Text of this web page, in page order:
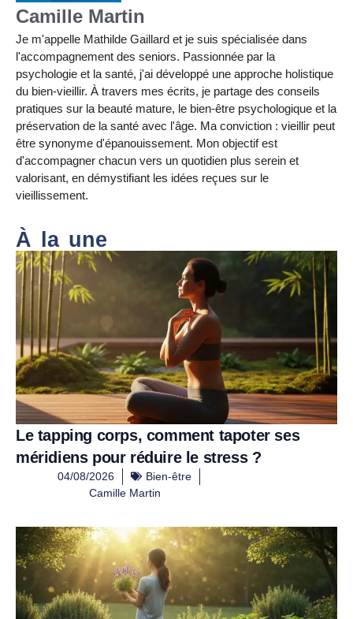
Camille Martin
Je m'appelle Mathilde Gaillard et je suis spécialisée dans
l'accompagnement des seniors. Passionnée par la
psychologie et la santé, j'ai développé une approche holistique
du bien-vieillir. À travers mes écrits, je partage des conseils
pratiques sur la beauté mature, le bien-être psychologique et la
préservation de la santé avec l'âge. Ma conviction : vieillir peut
être synonyme d'épanouissement. Mon objectif est
d'accompagner chacun vers un quotidien plus serein et
valorisant, en démystifiant les idées reçues sur le
vieillissement.
À la une
Le tapping corps, comment tapoter ses
méridiens pour réduire le stress ?
04/08/2026
Bien-être
Camille Martin